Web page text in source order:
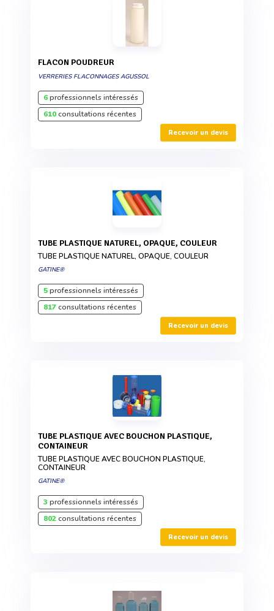
FLACON POUDREUR
VERRERIES FLACONNAGES AGUSSOL
6professionnels intéressés
610consultations récentes
Recevoir un devis
TUBE PLASTIQUE NATUREL, OPAQUE, COULEUR
TUBE PLASTIQUE NATUREL, OPAQUE, COULEUR
GATINE®
5professionnels intéressés
817consultations récentes
Recevoir un devis
TUBE PLASTIQUE AVEC BOUCHON PLASTIQUE,
CONTAINEUR
TUBE PLASTIQUE AVEC BOUCHON PLASTIQUE,
CONTAINEUR
GATINE®
3 professionnels intéressés
802consultations récentes
Recevoir un devis